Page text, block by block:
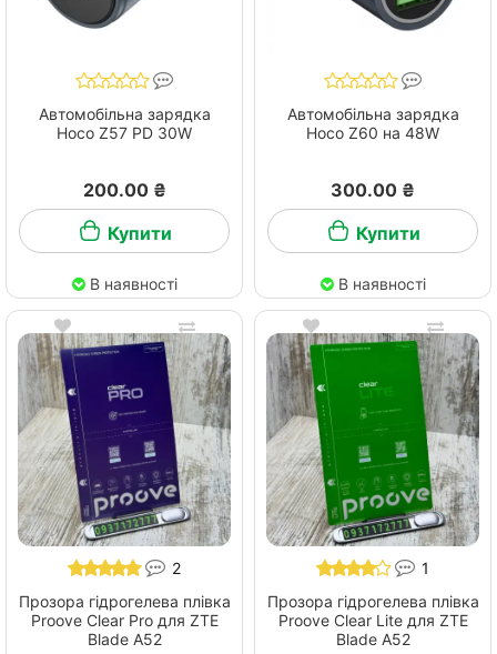
Автомобільна зарядка
Hoco Z57 PD 30W
200.00 ₴
Купити
В наявності
Автомобільна зарядка
Hoco Z60 на 48W
300.00 ₴
Купити
В наявності
2
Прозора гідрогелева плівка
Proove Clear Pro для ZTE
Blade A52
1
Прозора гідрогелева плівка
Proove Clear Lite для ZTE
Blade A52